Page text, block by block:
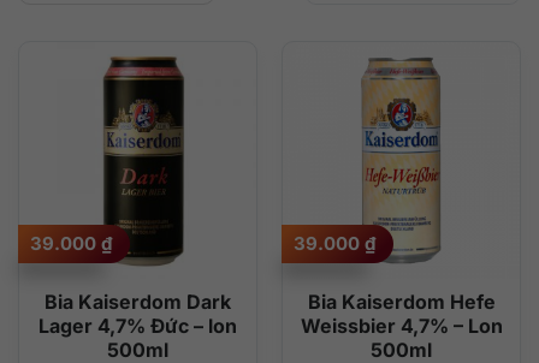
độ phổ biến
thấp đến cao
cao đến thấp
Bia Kaiserdom Dark
Lager 4,7% Đức – lon
500ml
39.000 ₫
Bia Kaiserdom Hefe
Weissbier 4,7% – Lon
500ml
39.000 ₫